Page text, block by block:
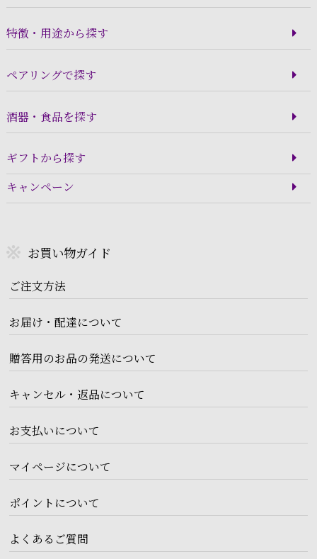
特徴・用途から探す
ペアリングで探す
酒器・食品を探す
ギフトから探す
キャンペーン
お買い物ガイド
ご注文方法
お届け・配達について
贈答用のお品の発送について
キャンセル・返品について
お支払いについて
マイページについて
ポイントについて
よくあるご質問